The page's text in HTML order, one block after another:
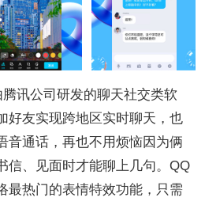
腾讯公司研发的聊天社交类软
好友实现跨地区实时聊天，也
音通话，再也不用烦恼因为俩
信、见面时才能聊上几句。QQ
最热门的表情特效功能，只需